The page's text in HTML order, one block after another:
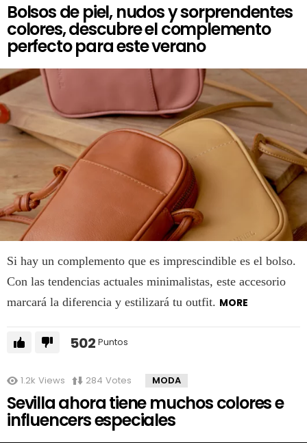
Bolsos de piel, nudos y sorprendentes
colores, descubre el complemento
perfecto para este verano
Si hay un complemento que es imprescindible es el bolso.
Con las tendencias actuales minimalistas, este accesorio
marcará la diferencia y estilizará tu outfit. MORE
502 Puntos
1.2k Views 284 Votes MODA
Sevilla ahora tiene muchos colores e
influencers especiales